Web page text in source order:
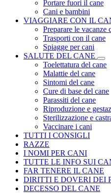
Portare fuori il cane
Cani e bambini
VIAGGIARE CON IL
Preparare le vacanze
Trasporti con il cane
Spiagge per cani
SALUTE DEL CANE
Toelettatura del cane
Malattie del cane
Sintomi del cane
Cure di base del cane
Parassiti del cane
Riproduzione e
Sterilizzazione e
Vaccinare i cani
TUTTI I CONSIGLI
RAZZE
I NOMI PER CANI
TUTTE LE INFO SUI
FAR TENERE IL CANE
DIRITTI E DOVERI DEI
DECESSO DEL CANE